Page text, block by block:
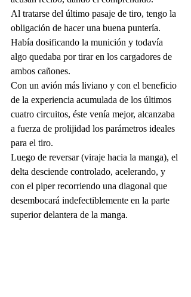
Al tratarse del último pasaje de tiro, tengo la
obligación de hacer una buena puntería.
Había dosificando la munición y todavía
algo quedaba por tirar en los cargadores de
ambos cañones.
Con un avión más liviano y con el beneficio
de la experiencia acumulada de los últimos
cuatro circuitos, éste venía mejor, alcanzaba
a fuerza de prolijidad los parámetros ideales
para el tiro.
Luego de reversar (viraje hacia la manga), el
delta desciende controlado, acelerando, y
con el piper recorriendo una diagonal que
desembocará indefectiblemente en la parte
superior delantera de la manga.